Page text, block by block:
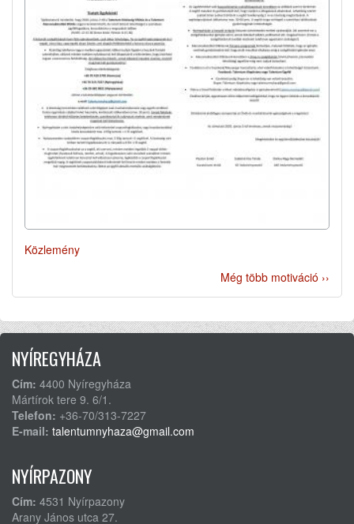
Közlemény
Még több motiváció ››
NYÍREGYHÁZA
Cím: 4400 Nyíregyháza
Mártírok tere 9. 6/1.
Telefon: +36-70/313-7227
E-mail: talentumnyhaza@gmail.com
NYÍRPAZONY
Cím: 4531 Nyírpazony
Arany János utca 27.